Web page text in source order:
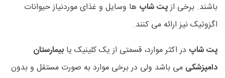
باشند. برخی ازپت شاپ ها وسایل و غذای موردنیاز حیوانات
اگزوتیک نیز ارائه می کنند.
پت شاپ در اکثر موارد، قسمتی از یک کلینیک یا بیمارستان
دامپزشکی می باشد ولی در برخی موارد به صورت مستقل و بدون